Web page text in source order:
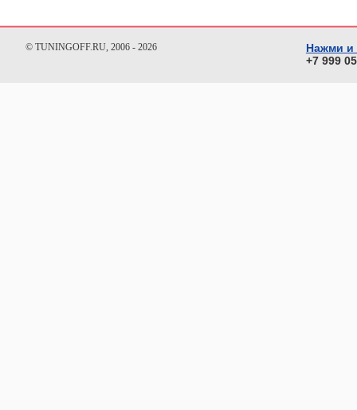
© TUNINGOFF.RU, 2006 - 2026
Нажми и
+7 999